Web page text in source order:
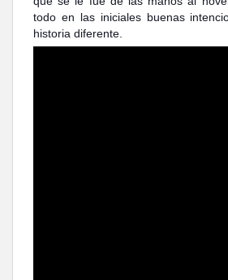
todo en las iniciales buenas
historia diferente.